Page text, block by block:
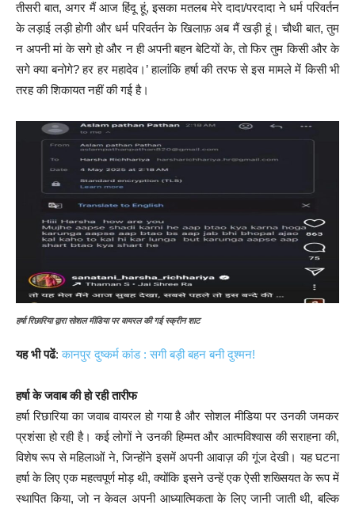
तीसरी बात, अगर मैं आज हिंदू हूं, इसका मतलब मेरे दादा/परदादा ने धर्म परिवर्तन
के लड़ाई लड़ी होगी और धर्म परिवर्तन के खिलाफ़ अब मैं खड़ी हूं। चौथी बात, तुम
न अपनी मां के सगे हो और न ही अपनी बहन बेटियों के, तो फिर तुम किसी और के
सगे क्या बनोगे? हर हर महादेव।’ हालांकि हर्षा की तरफ से इस मामले में किसी भी
तरह की शिकायत नहीं की गई है।
हर्षा रिछारिया द्वारा सोशल मीडिया पर वायरल की गई स्क्रीन शाट
यह भी पढें:कानपुर दुष्कर्म कांड : सगी बड़ी बहन बनी दुश्मन!
हर्षा के जवाब की हो रही तारीफ
हर्षा रिछारिया का जवाब वायरल हो गया है और सोशल मीडिया पर उनकी जमकर
प्रशंसा हो रही है। कई लोगों ने उनकी हिम्मत और आत्मविश्वास की सराहना की,
विशेष रूप से महिलाओं ने, जिन्होंने इसमें अपनी आवाज़ की गूंज देखी। यह घटना
हर्षा के लिए एक महत्वपूर्ण मोड़ थी, क्योंकि इसने उन्हें एक ऐसी शख्सियत के रूप में
स्थापित किया, जो न केवल अपनी आध्यात्मिकता के लिए जानी जाती थी, बल्कि